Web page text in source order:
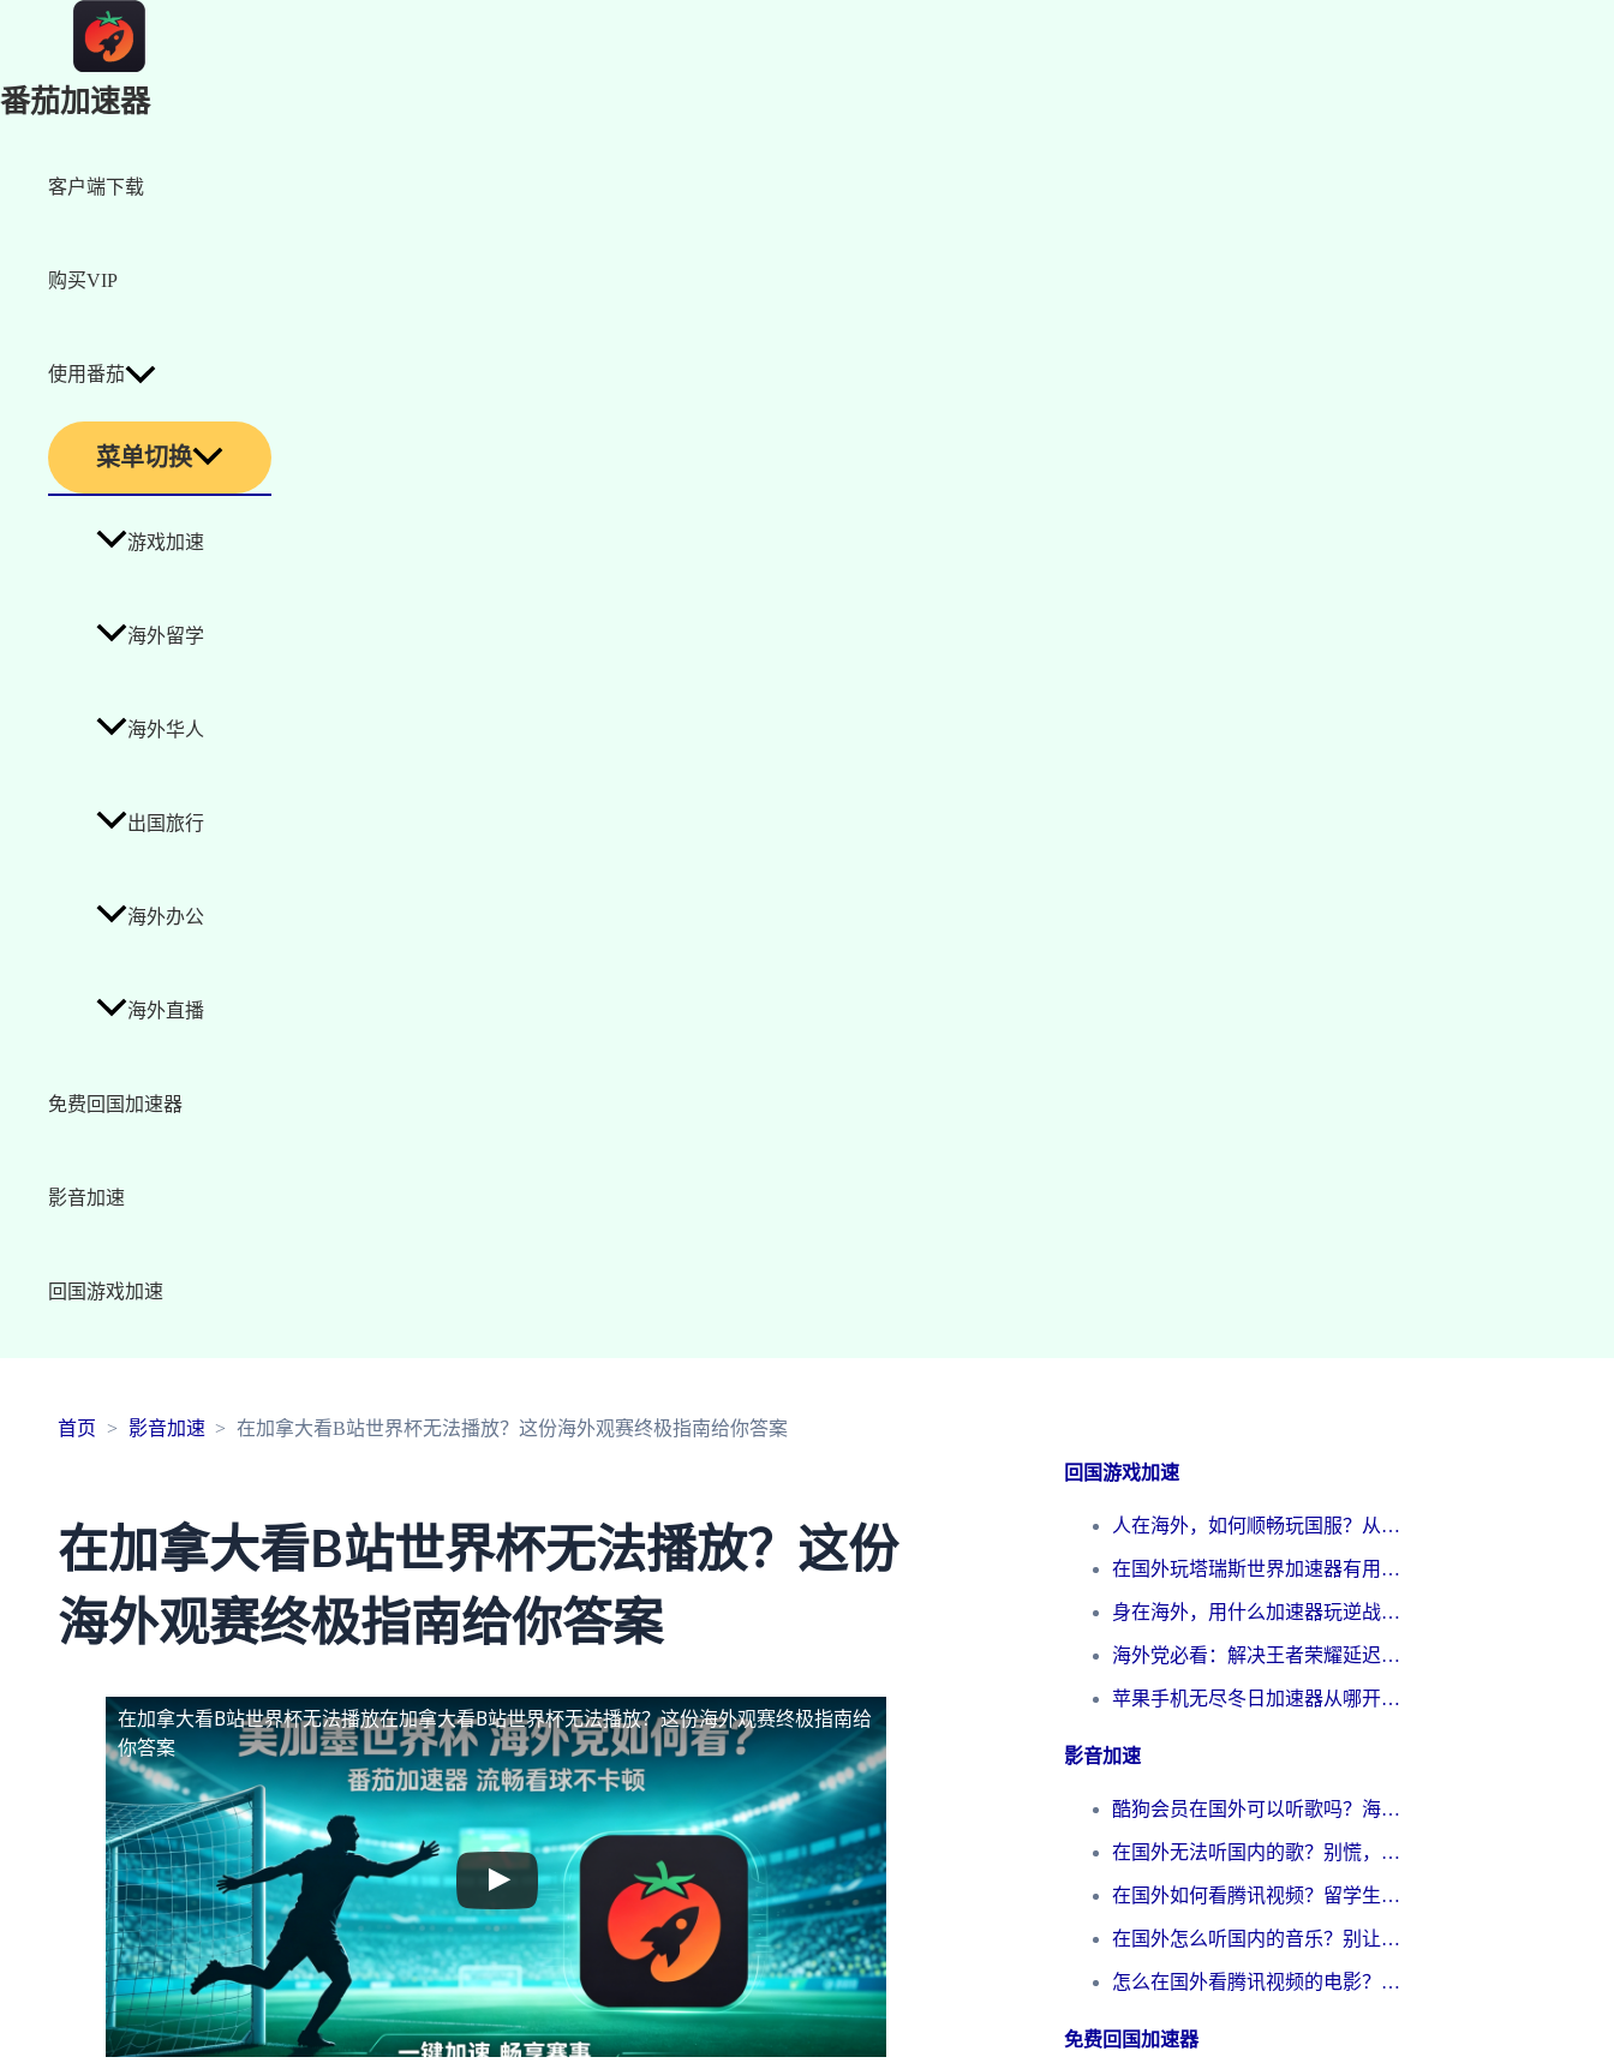
番茄加速器
客户端下载
购买VIP
使用番茄
菜单切换
游戏加速
海外留学
海外华人
出国旅行
海外办公
海外直播
免费回国加速器
影音加速
回国游戏加速
首页 影音加速 在加拿大看B站世界杯无法播放？这份海外观赛终极指南给你答案
在加拿大看B站世界杯无法播放？这份
海外观赛终极指南给你答案
在加拿大看B站世界杯无法播放在加拿大看B站世界杯无法播放？这份海外观赛终极指南给
你答案
回国游戏加速
人在海外，如何顺畅玩国服？从《王者荣耀》到《云图计划》的加速器终极指南
在国外玩塔瑞斯世界加速器有用吗？海外玩家亲测后的真实答案
身在海外，用什么加速器玩逆战才能告别延迟？
海外党必看：解决王者荣耀延迟的加速器终极指南——从EVE到猫和老鼠，一个工具全搞定
苹果手机无尽冬日加速器从哪开启？海外玩家的冬日生存指南
影音加速
酷狗会员在国外可以听歌吗？海外党亲测有效：3步解决音乐权限难题
在国外无法听国内的歌？别慌，这样操作就能畅听QQ音乐（附亲测加速器推荐）
在国外如何看腾讯视频？留学生亲测有效的回国加速方案
在国外怎么听国内的音乐？别让版权限制断了你的华语歌单
怎么在国外看腾讯视频的电影？海外党亲测有效的回国加速指南
免费回国加速器